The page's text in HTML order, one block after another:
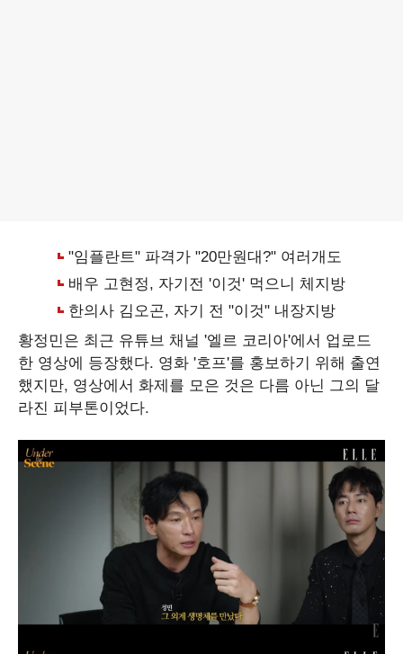
황정민은 최근 유튜브 채널 '엘르 코리아'에서 업로드
한 영상에 등장했다. 영화 '호프'를 홍보하기 위해 출연
했지만, 영상에서 화제를 모은 것은 다름 아닌 그의 달
라진 피부톤이었다.